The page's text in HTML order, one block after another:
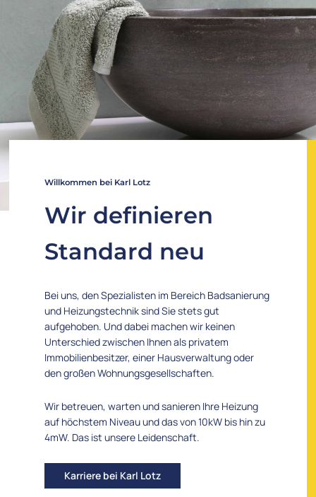
Willkommen bei Karl Lotz
Wir definieren
Standard neu
Bei uns, den Spezialisten im Bereich Badsanierung
und Heizungstechnik sind Sie stets gut
aufgehoben. Und dabei machen wir keinen
Unterschied zwischen Ihnen als privatem
Immobilienbesitzer, einer Hausverwaltung oder
den großen Wohnungsgesellschaften.
Wir betreuen, warten und sanieren Ihre Heizung
auf höchstem Niveau und das von 10kW bis hin zu
4mW. Das ist unsere Leidenschaft.
Karriere bei Karl Lotz